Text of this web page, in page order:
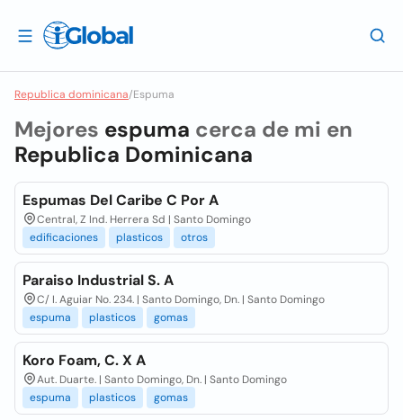
Republica dominicana/Espuma
Mejores espuma cerca de mi en
Republica Dominicana
Espumas Del Caribe C Por A
Central, Z Ind. Herrera Sd | Santo Domingo
edificaciones
plasticos otros
Paraiso Industrial S. A
C/ I. Aguiar No. 234. | Santo Domingo, Dn. | Santo Domingo
espuma
plasticos gomas
Koro Foam, C. X A
Aut. Duarte. | Santo Domingo, Dn. | Santo Domingo
espuma
plasticos gomas